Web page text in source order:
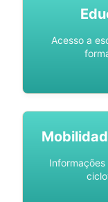
Acesso a